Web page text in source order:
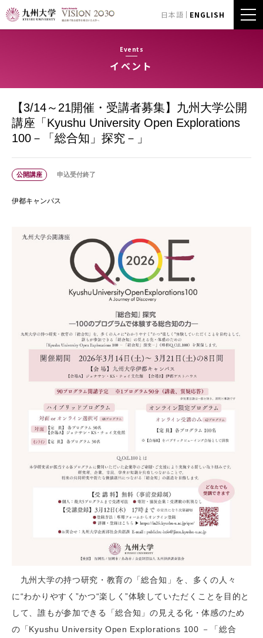
日本語 ENGLISH
Events
イベント
【3/14～21開催・受講者募集】九州大学公開
講座「Kyushu University Open Explorations
100－「総合知」探究－」
公開講座 申込受付終了
伊都キャンパス
九州大学の持つ研究・教育の「総合知」を、多くの人々
に“わかりやすく”かつ“楽しく”体験していただくことを目的と
して、誰もが参加できる「総合知」の見える化・体感のため
の「Kyushu University Open Explorations 100 －「総合